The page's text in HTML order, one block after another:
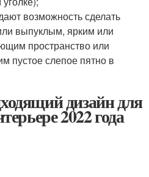
возможность сделать
выпуклым, ярким или
пространство или
пустое слепое пятно в
дизайн для
2022 года